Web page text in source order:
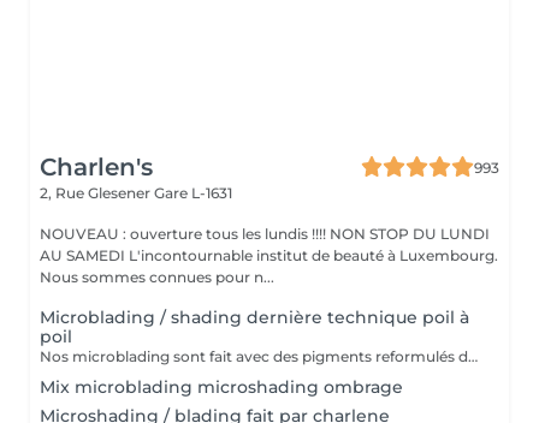
Charlen's
993
2, Rue Glesener Gare L-1631
NOUVEAU : ouverture tous les lundis !!!! NON STOP DU LUNDI
AU SAMEDI L'incontournable institut de beauté à Luxembourg.
Nous sommes connues pour n...
Microblading / shading dernière technique poil à
poil
Nos microblading sont fait avec des pigments reformulés depuis la loi du 4 janvier 2022 faites nous confiance nous travaillons avec les meilleures marques sur le marché ne vous inquiétez pas pour la couleur et technique on regardera ensemble sur place :) l'épilation au fil est incluse
Mix microblading microshading ombrage
Microshading / blading fait par charlene